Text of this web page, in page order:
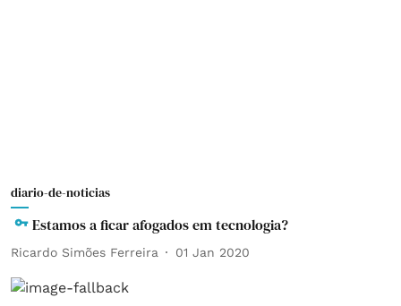
diario-de-noticias
Estamos a ficar afogados em tecnologia?
Ricardo Simões Ferreira 01 Jan 2020